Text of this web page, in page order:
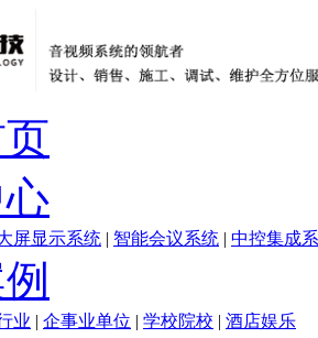
屏显示系统 | 智能会议系统 | 中控集成
业 | 企事业单位 | 学校院校 | 酒店娱乐